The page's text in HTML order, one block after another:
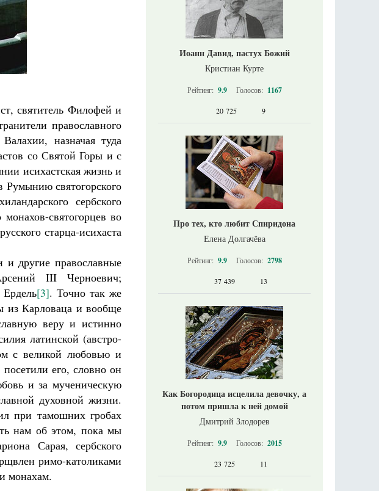
святитель Филофей и
православного
назначая туда
со Святой Горы и с
исихастская жизнь и
Румынию святогорского
сербского
святогорцев во
старца-исихаста
и другие православные
III Черноевич;
[3]. Точно так же
из Карловаца и вообще
веру и истинно
латинской (австро-
с великой любовью и
его, словно он
и за мученическую
духовной жизни.
при тамошних гробах
нам об этом, пока мы
Сарая, сербского
римо-католиками
монахам.
Иоанн Давид, пастух Божий
Кристиан Курте
Рейтинг: 9.9 Голосов: 1167
20 725 9
Про тех, кто любит Спиридона
Елена Долгачёва
Рейтинг: 9.9 Голосов: 2798
37 439 13
Как Богородица исцелила девочку, а
потом пришла к ней домой
Дмитрий Злодорев
Рейтинг: 9.9 Голосов: 2015
23 725 11